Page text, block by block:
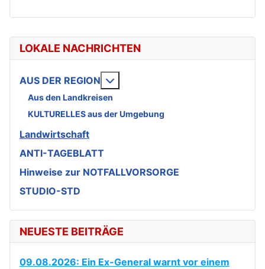
LOKALE NACHRICHTEN
AUS DER REGION
Aus den Landkreisen
KULTURELLES aus der Umgebung
Landwirtschaft
ANTI-TAGEBLATT
Hinweise zur NOTFALLVORSORGE
STUDIO-STD
NEUESTE BEITRÄGE
09.08.2026: Ein Ex-General warnt vor einem